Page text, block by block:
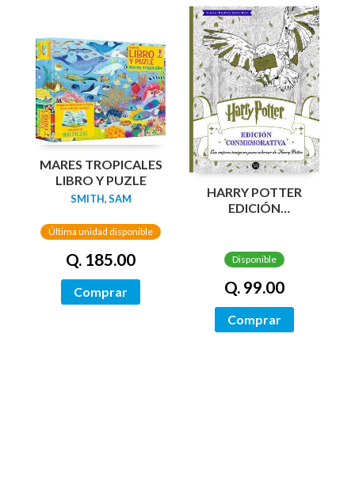
MARES TROPICALES
LIBRO Y PUZLE
SMITH, SAM
Última unidad disponible
Q. 185.00
Comprar
HARRY POTTER
EDICIÓN
Disponible
Q. 99.00
Comprar